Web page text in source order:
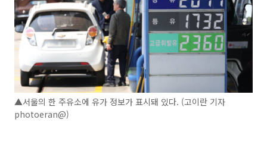
▲서울의 한 주유소에 유가 정보가 표시돼 있다. (고이란 기자
photoeran@)